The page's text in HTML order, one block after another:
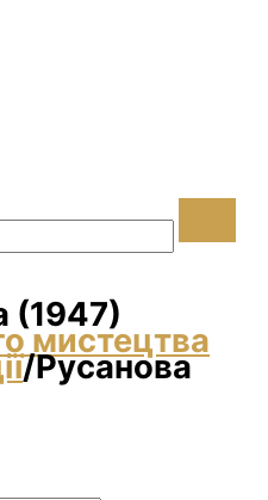
(1947)
мистецтва
/Русанова